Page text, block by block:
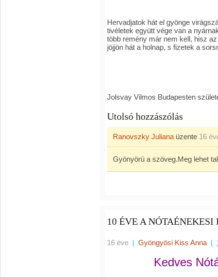
Hervadjatok hát el gyönge
tivéletek együtt vége van a
több remény már nem kell, hisz
jöjjön hát a holnap, s fizetek a
Jolsvay Vilmos Budapesten
Utolsó hozzászólás
Ranovszky Juliana üzente 16
Gyönyörü a szöveg.Meg lehet
10 ÉVE A
16 éve | Gyöngyösi Kiss Anna |
Kedves